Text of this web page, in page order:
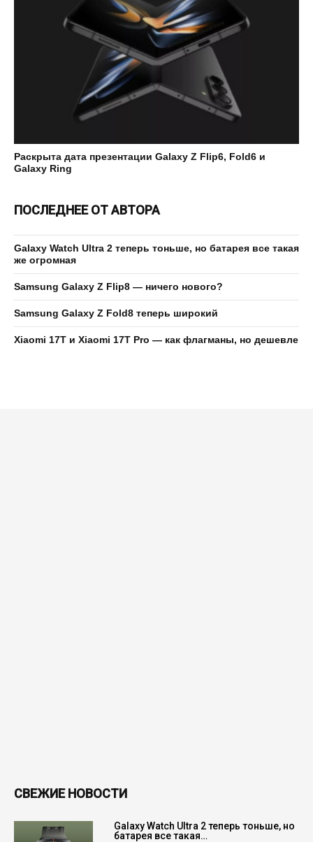
Раскрыта дата презентации Galaxy Z Flip6, Fold6 и
Galaxy Ring
ПОСЛЕДНЕЕ ОТ АВТОРА
Galaxy Watch Ultra 2 теперь тоньше, но батарея все такая
же огромная
Samsung Galaxy Z Flip8 — ничего нового?
Samsung Galaxy Z Fold8 теперь широкий
Xiaomi 17T и Xiaomi 17T Pro — как флагманы, но дешевле
СВЕЖИЕ НОВОСТИ
Galaxy Watch Ultra 2 теперь тоньше, но
батарея все такая…